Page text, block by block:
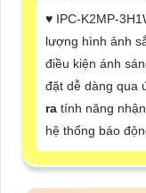
♥️ IPC-K2MP-
lượng hình ảnh
điều kiện ánh
đặt dễ dàng qua
ra tính năng
hệ thống báo